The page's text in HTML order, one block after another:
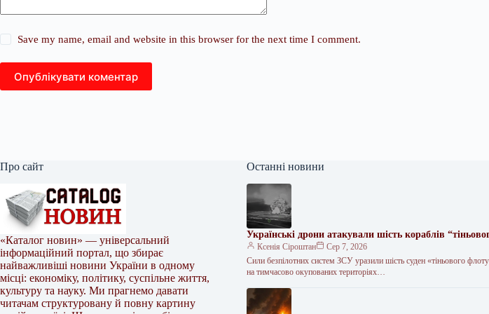
Save my name, email and website in this browser for the next time I comment.
Опублікувати коментар
Про сайт
«Каталог новин» — універсальний
інформаційний портал, що збирає
найважливіші новини України в одному
місці: економіку, політику, суспільне життя,
культуру та науку. Ми прагнемо давати
читачам структуровану й повну картину
Останні новини
Українські дрони атакували шість кораблів
Ксенія Сіроштан
Сер 7, 2026
Сили безпілотних систем ЗСУ уразили шість суден «тіньового
на тимчасово окупованих територіях…